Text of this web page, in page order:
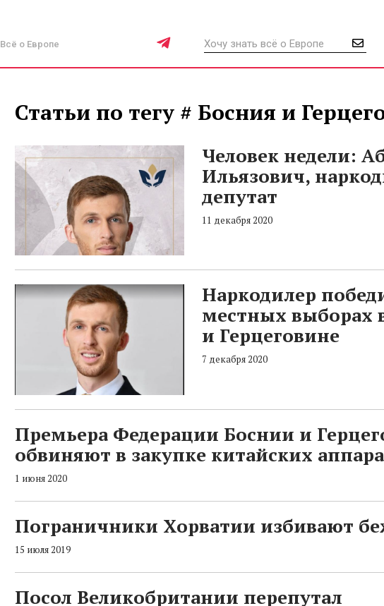
Всё о Европе
Статьи по тегу # Босния и
Человек недели:
Ильязович,
депутат
11 декабря 2020
Наркодилер
местных выборах
и Герцеговине
7 декабря 2020
Премьера Федерации Боснии и
обвиняют в закупке китайских
1 июня 2020
Пограничники Хорватии избивают
15 июля 2019
Посол Великобритании перепутал